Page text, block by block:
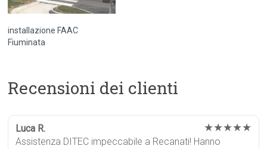
installazione FAAC
Fiuminata
Recensioni dei clienti
Luca R. ★★★★★
Assistenza DITEC impeccabile a Recanati! Hanno